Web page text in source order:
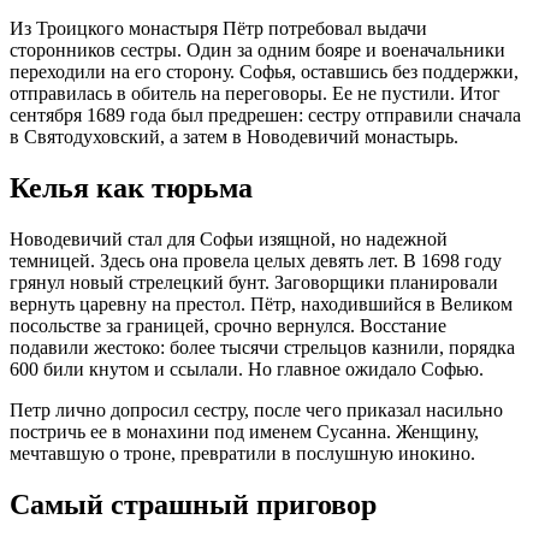
Из Троицкого монастыря Пётр потребовал выдачи
сторонников сестры. Один за одним бояре и военачальники
переходили на его сторону. Софья, оставшись без поддержки,
отправилась в обитель на переговоры. Ее не пустили. Итог
сентября 1689 года был предрешен: сестру отправили сначала
в Святодуховский, а затем в Новодевичий монастырь.
Келья как тюрьма
Новодевичий стал для Софьи изящной, но надежной
темницей. Здесь она провела целых девять лет. В 1698 году
грянул новый стрелецкий бунт. Заговорщики планировали
вернуть царевну на престол. Пётр, находившийся в Великом
посольстве за границей, срочно вернулся. Восстание
подавили жестоко: более тысячи стрельцов казнили, порядка
600 били кнутом и ссылали. Но главное ожидало Софью.
Петр лично допросил сестру, после чего приказал насильно
постричь ее в монахини под именем Сусанна. Женщину,
мечтавшую о троне, превратили в послушную инокино.
Самый страшный приговор